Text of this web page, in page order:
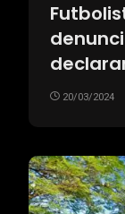
20/03/2024